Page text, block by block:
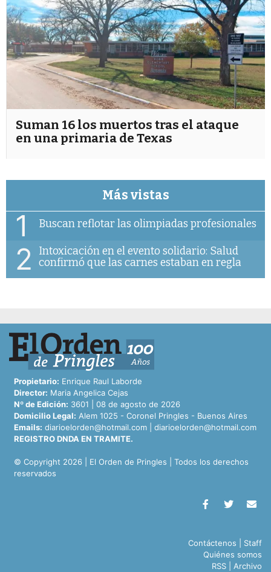
Suman 16 los muertos tras el ataque
en una primaria de Texas
Más vistas
1 Buscan reflotar las olimpiadas profesionales
2
Intoxicación en el evento solidario: Salud
confirmó que las carnes estaban en regla
Propietario: Enrique Raul Laborde
Director: Maria Angelica Cejas
Nº de Edición: 3601 | 08 de agosto de 2026
Domicilio Legal: Alem 1025 - Coronel Pringles - Buenos Aires
Emails: diarioelorden@hotmail.com
diarioelorden@hotmail.com
REGISTRO DNDA EN TRAMITE.
© Copyright 2026 | El Orden de Pringles | Todos los derechos
reservados
Contáctenos
Staff
Quiénes somos
RSS
Archivo